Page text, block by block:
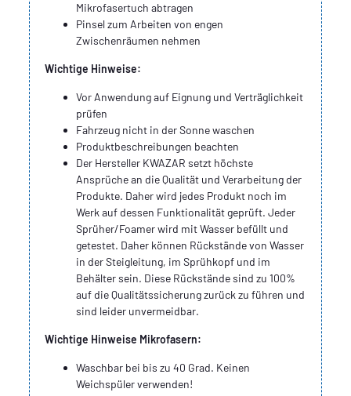
Mikrofasertuch abtragen
Pinsel zum Arbeiten von engen
Zwischenräumen nehmen
Wichtige Hinweise:
Vor Anwendung auf Eignung und Verträglichkeit
prüfen
Fahrzeug nicht in der Sonne waschen
Produktbeschreibungen beachten
Der Hersteller KWAZAR setzt höchste
Ansprüche an die Qualität und Verarbeitung der
Produkte. Daher wird jedes Produkt noch im
Werk auf dessen Funktionalität geprüft. Jeder
Sprüher/Foamer wird mit Wasser befüllt und
getestet. Daher können Rückstände von Wasser
in der Steigleitung, im Sprühkopf und im
Behälter sein. Diese Rückstände sind zu 100%
auf die Qualitätssicherung zurück zu führen und
sind leider unvermeidbar.
Wichtige Hinweise Mikrofasern:
Waschbar bei bis zu 40 Grad. Keinen
Weichspüler verwenden!